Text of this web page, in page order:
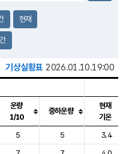
현재
기상실황표 2026.01.10.19:00
수, 바람, 기압등을 안내한 표입
운량
1/10
중하운량
현재
기온
5 5
3.4